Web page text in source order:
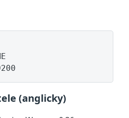
(anglicky)